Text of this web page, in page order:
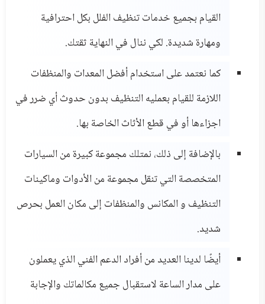
القيام بجميع خدمات تنظيف الفلل بكل احترافية
ومهارة شديدة. لكي ننال في النهاية ثقتك.
كما نعتمد على استخدام أفضل المعدات والمنظفات
اللازمة للقيام بعمليه التنظيف بدون حدوث أي ضرر في
اجزاءها أو في قطع الأثاث الخاصة بها.
بالإضافة إلى ذلك، نمتلك مجموعة كبيرة من السيارات
المتخصصة التي تنقل مجموعة من الأدوات وماكينات
التنظيف و المكانس والمنظفات إلى مكان العمل بحرص
شديد.
أيضًا لدينا العديد من أفراد الدعم الفني الذي يعملون
على مدار الساعة لاستقبال جميع مكالماتك والإجابة